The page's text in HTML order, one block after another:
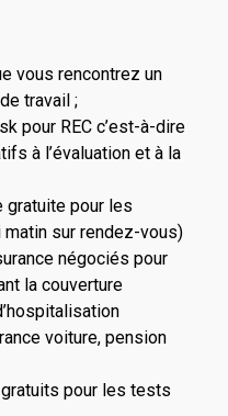
vous rencontrez un
travail ;
pour REC c’est-à-dire
à l’évaluation et à la
gratuite pour les
sur rendez-vous)
négociés pour
la couverture
voiture, pension
pour les tests